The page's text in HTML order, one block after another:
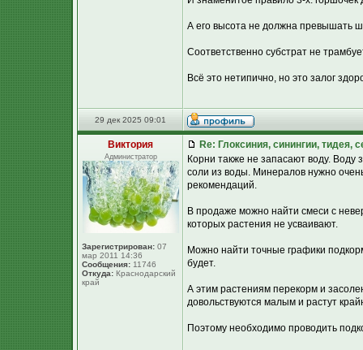
А его высота не должна превышать
Соответственно субстрат не
Всё это нетипично, но это залог
29 дек 2025 09:01
Виктория
Администратор
Зарегистрирован: 07
мар 2011 14:36
Сообщения: 11746
Откуда: Краснодарский
край
Re: Глоксиния, синингии, тидея,
Корни также не запасают воду.
соли из воды. Минералов нужно
рекомендаций.
В продаже можно найти смеси с
которых растения не усваивают.
Можно найти точные графики
будет.
А этим растениям перекорм и
довольствуются малым и растут
Поэтому необходимо проводить